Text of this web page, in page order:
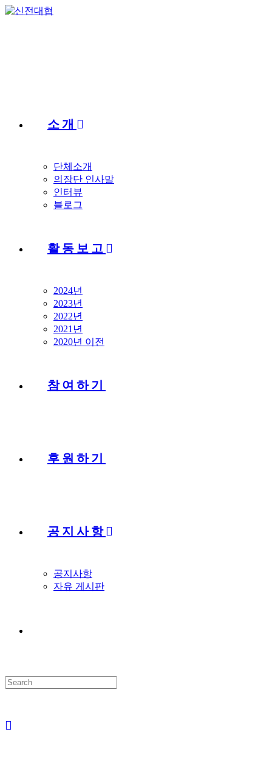
Skip
소개
단체소개
의장단 인사말
인터뷰
블로그
활동보고
2024년
2023년
2022년
2021년
2020년 이전
참여하기
후원하기
공지사항
공지사항
자유 게시판
Search
this